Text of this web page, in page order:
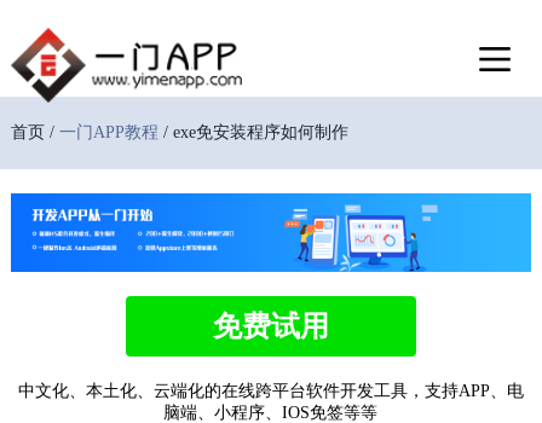
首页 / 一门APP教程 / exe免安装程序如何制作
免费试用
中文化、本土化、云端化的在线跨平台软件开发工具，支持APP、电
脑端、小程序、IOS免签等等